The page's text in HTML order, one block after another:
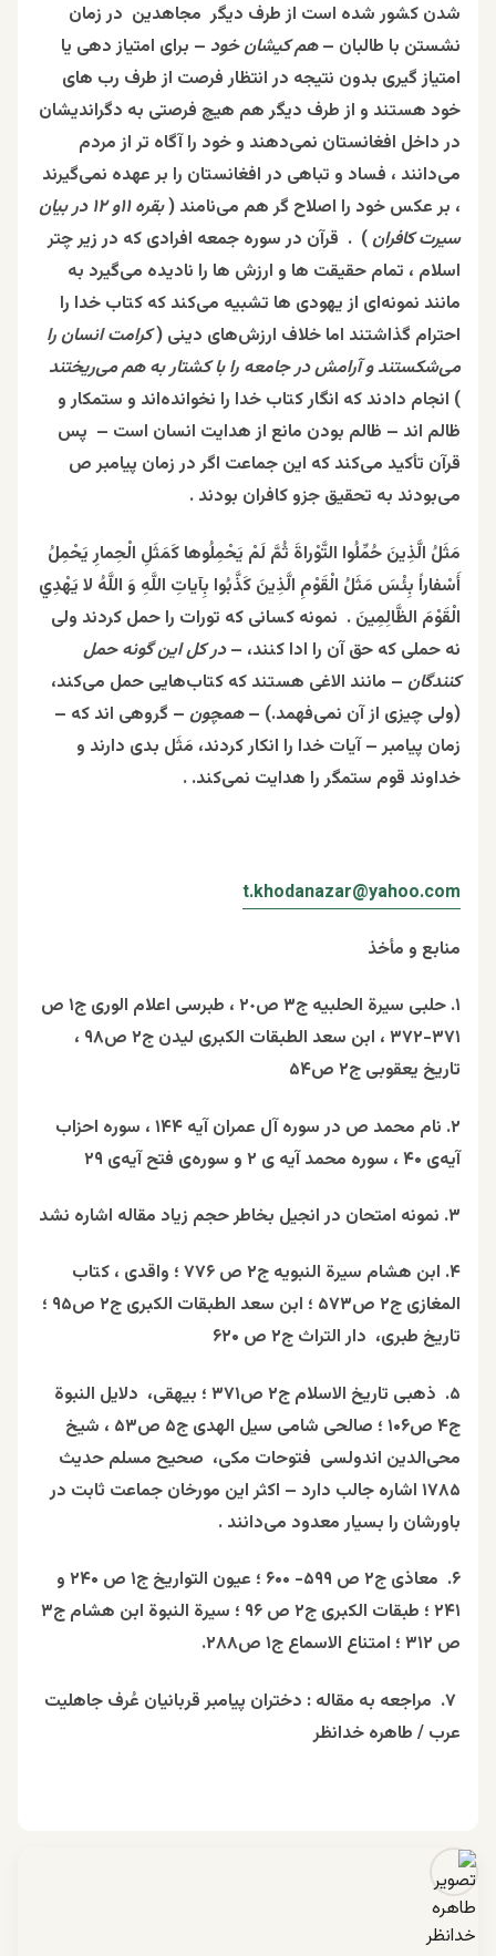
شدن کشور شده‌ است از طرف دیگر مجاهدین در زمان
نشستن با طالبان –هم‌ کیشان خود – برای امتیاز دهی یا
امتیاز گیری بدون نتیجه در انتظار فرصت از طرف رب های
خود هستند و از طرف دیگر هم هیچ فرصتی به دگراندیشان
در داخل افغانستان نمی‌دهند و خود را آگاه تر از مردم
می‌دانند ، فساد و تباهی در افغانستان را بر عهده نمی‌گیرند
، بر عکس خود را اصلاح گر هم می‌نامند (
بقره ۱۱و ۱۲ در بیان
سیرت کافران ) . قرآن در سوره جمعه افرادی که در زیر چتر
اسلام ، تمام حقیقت ها و ارزش ها را نادیده می‌گیرد به
مانند نمونه‌ای از یهودی ها تشبیه می‌کند که کتاب خدا را
احترام گذاشتند اما خلاف ارزش‌های دینی (کرامت انسان را
می‌شکستند و آرامش در جامعه را با کشتار به هم می‌ریختند
) انجام دادند که انگار کتاب خدا را نخوانده‌اند و ستمکار و
ظالم اند – ظالم بودن مانع از هدایت انسان است – پس
قرآن تأکید می‌کند که این جماعت اگر در زمان پیامبر ص
می‌بودند به تحقیق جزو کافران بودند .
مَثَلُ الَّذِينَ حُمِّلُوا التَّوْراةَ ثُمَّ لَمْ يَحْمِلُوها كَمَثَلِ الْحِمارِ يَحْمِلُ
أَسْفاراً بِئْسَ مَثَلُ الْقَوْمِ الَّذِينَ كَذَّبُوا بِآياتِ اللَّهِ وَ اللَّهُ لا يَهْدِي
الْقَوْمَ الظَّالِمِينَ . نمونه کسانی که تورات را حمل کردند ولی
نه حملی که حق آن را ادا کنند، –در کل این گونه حمل
کنندگان – مانند الاغى هستند كه كتاب‌هايى حمل مى‌كند،
(ولى چيزى از آن نمى‌فهمد.) –همچون – گروهى اند كه –
زمان پیامبر – آيات خدا را انكار كردند، مَثَل بدى دارند و
خداوند قوم ستمگر را هدايت نمى‌كند. .
t.khodanazar@yahoo.com
منابع و مأخذ
۱. حلبی سیرة الحلبيه ج٣ ص٢٠ ، طبرسی اعلام الوری ج۱ ص
۳۷۱-۳۷۲ ، ابن سعد الطبقات الکبری لیدن ج۲ ص۹۸ ،
تاریخ یعقوبی ج۲ ص۵۴
۲. نام محمد ص در سوره آل عمران آیه ۱۴۴ ، سوره احزاب
آیه‌ی ۴۰ ، سوره محمد آیه ی ۲ و سوره‌ی فتح آیه‌ی ۲۹
۳. نمونه امتحان در انجیل بخاطر حجم زیاد مقاله اشاره نشد
۴. ابن هشام سيرة النبویه ج۲ ص ۷۷۶ ؛ واقدی ، کتاب
المغازی ج۲ ص۵۷۳ ؛ ابن سعد الطبقات الکبری ج۲ ص۹۵ ؛
تاریخ طبری، دار التراث ج۲ ص ۶۲۰
۵. ذهبی تاریخ الاسلام ج۲ ص۳۷۱ ؛ بیهقی، دلایل النبوة
ج۴ ص۱۰۶ ؛ صالحی شامی سیل الهدی ج۵ ص۵۳ ، شیخ
محی‌الدین اندولسی فتوحات مکی، صحیح مسلم حدیث
۱۷۸۵ اشاره جالب دارد – اکثر این مورخان جماعت ثابت در
باورشان را بسیار معدود می‌دانند .
۶. معاذی ج۲ ص ۵۹۹- ۶۰۰ ؛ عیون التواریخ ج۱ ص ۲۴۰ و
۲۴۱ ؛ طبقات الکبری ج۲ ص ۹۶ ؛ سیرة النبوة ابن هشام ج۳
ص ۳۱۲ ؛ امتناع الاسماع ج۱ ص۲۸۸.
۷. مراجعه به مقاله : دختران پیامبر قربانیان عُرف جاهلیت
عرب / طاهره خدانظر